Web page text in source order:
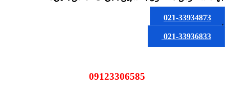
021-33934873
یا
021-33936833